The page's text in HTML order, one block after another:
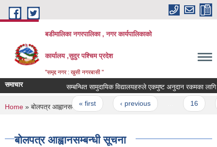
Skip to main content
बडीमालिका नगरपालिका , नगर कार्यपालिकाको
कार्यालय ,सुदुर पश्चिम प्रदेश
"समृद्द नगर : खुसी नगरबासी "
समाचार सम्बन्धित सामुदायिक विद्यालयहरुले एकमुष्ट अनुदान रकमका लागि
Pages
« first ‹ previous
You are here
Home » बोलपत्र आह्वानसम्बन्धी सूचना
बोलपत्र आह्वानसम्बन्धी सूचना